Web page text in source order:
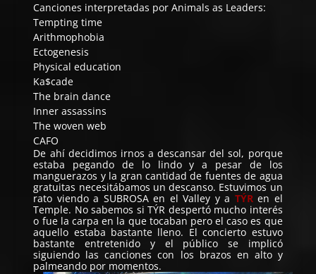
Canciones interpretadas por Animals as Leaders:
Tempting time
Arithmophobia
Ectogenesis
Physical education
Ka$cade
The brain dance
Inner assassins
The woven web
CAFO
De ahí decidimos irnos a descansar del sol, porque
estaba pegando de lo lindo y a pesar de los
manguerazos y la gran cantidad de fuentes de agua
gratuitas necesitábamos un descanso. Estuvimos un
rato viendo a SUBROSA en el Valley y a TÝRen el
Temple. No sabemos si TÝR despertó mucho interés
o fue la carpa en la que tocaban pero el caso es que
aquello estaba bastante lleno. El concierto estuvo
bastante entretenido y el público se implicó
siguiendo las canciones con los brazos en alto y
palmeando por momentos.